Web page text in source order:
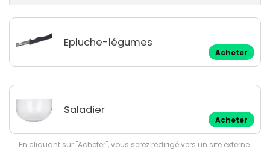
Epluche-légumes
Acheter
Saladier
Acheter
En cliquant sur "Acheter", vous serez redirigé vers un site externe.